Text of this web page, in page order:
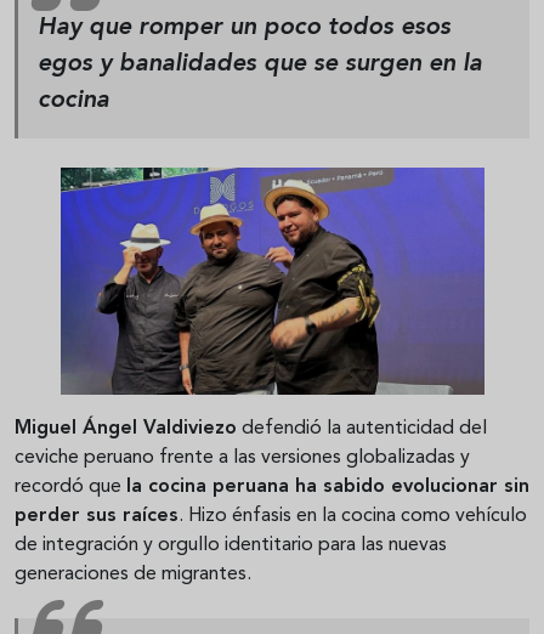
Hay que romper un poco todos esos
egos y banalidades que se surgen en la
cocina
Miguel Ángel Valdiviezo defendió la autenticidad del
ceviche peruano frente a las versiones globalizadas y
recordó que la cocina peruana ha sabido evolucionar sin
perder sus raíces. Hizo énfasis en la cocina como vehículo
de integración y orgullo identitario para las nuevas
generaciones de migrantes.